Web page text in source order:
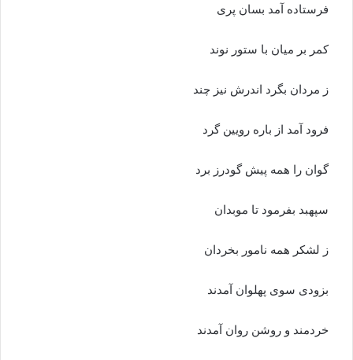
فرستاده آمد بسان پرى‏
کمر بر میان با ستور نوند
ز مردان بگرد اندرش نیز چند
فرود آمد از باره رویین گرد
گوان را همه پیش گودرز برد
سپهبد بفرمود تا موبدان
ز لشکر همه نامور بخردان‏
بزودى سوى پهلوان آمدند
خردمند و روشن روان آمدند